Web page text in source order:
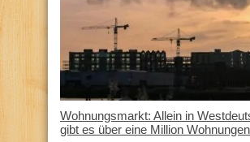
Wohnungsmarkt: Allein in
gibt es über eine Million